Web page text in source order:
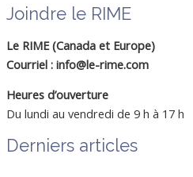
Joindre le RIME
Le RIME (Canada et Europe)
Courriel : info@le-rime.com
Heures d’ouverture
Du lundi au vendredi de 9 h à 17 h
Derniers articles